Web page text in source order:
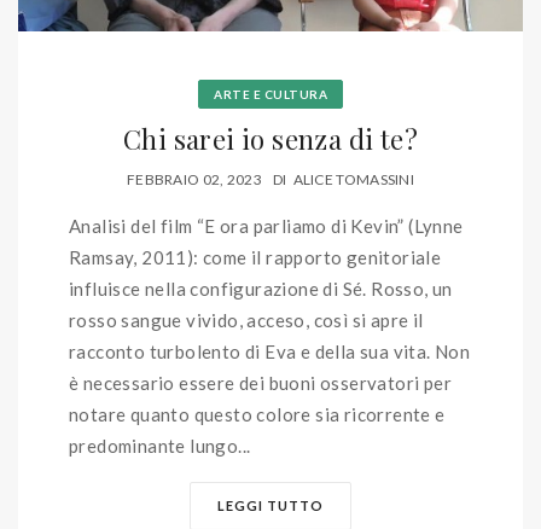
ARTE E CULTURA
Chi sarei io senza di te?
FEBBRAIO 02, 2023 DI ALICE TOMASSINI
Analisi del film “E ora parliamo di Kevin” (Lynne
Ramsay, 2011): come il rapporto genitoriale
influisce nella configurazione di Sé. Rosso, un
rosso sangue vivido, acceso, così si apre il
racconto turbolento di Eva e della sua vita. Non
è necessario essere dei buoni osservatori per
notare quanto questo colore sia ricorrente e
predominante lungo...
LEGGI TUTTO